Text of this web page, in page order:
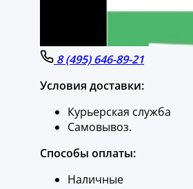
8 (495) 646-89-21
Условия доставки:
Курьерская служба
Самовывоз.
Способы оплаты:
Наличные